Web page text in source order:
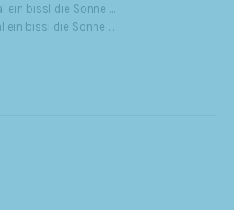
ein bissl die Sonne …
ein bissl die Sonne …